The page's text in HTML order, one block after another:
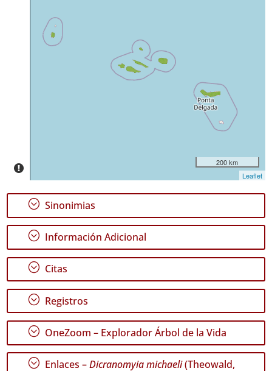
Faial
✓
✓
São
Miguel
151
Nivel
de
Precisión
P1
P2
200 km
Leaflet
; Sinonimias
; Información Adicional
; Citas
; Registros
; OneZoom – Explorador Árbol de la Vida
; Enlaces –Dicranomyia michaeli(Theowald,